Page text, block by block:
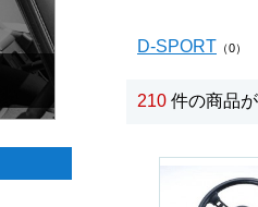
D-SPORT （0）
210 件の商品